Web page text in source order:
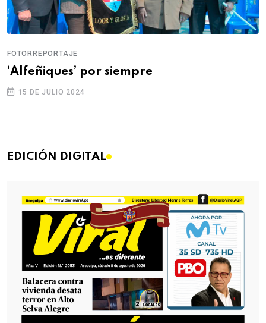
FOTORREPORTAJE
‘Alfeñiques’ por siempre
15 DE JULIO 2024
EDICIÓN DIGITAL